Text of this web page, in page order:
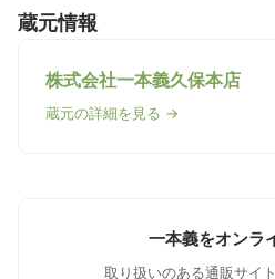
蔵元情報
株式会社一本義久保本店
蔵元の詳細を見る →
一本義をオンラ
取り扱いのある通販サイ